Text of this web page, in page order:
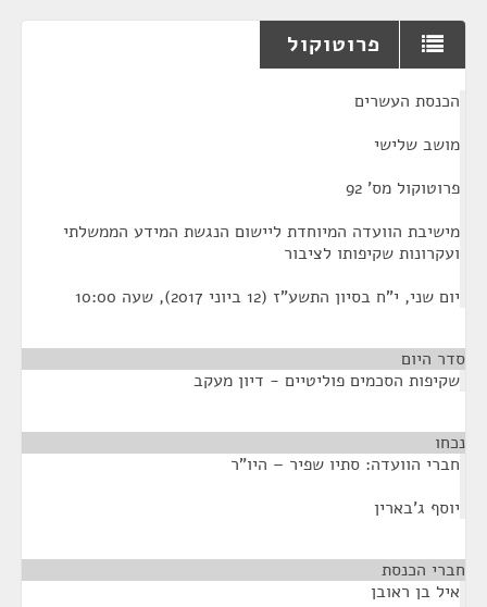
פרוטוקול
הכנסת העשרים
מושב שלישי
פרוטוקול מס' 92
מישיבת הוועדה המיוחדת ליישום הנגשת המידע הממשלתי
ועקרונות שקיפותו לציבור
יום שני, י"ח בסיון התשע"ז (12 ביוני 2017), שעה 10:00
סדר היום
שקיפות הסכמים פוליטיים - דיון מעקב
נכחו
חברי הוועדה: סתיו שפיר – היו"ר
יוסף ג'בארין
חברי הכנסת
איל בן ראובן